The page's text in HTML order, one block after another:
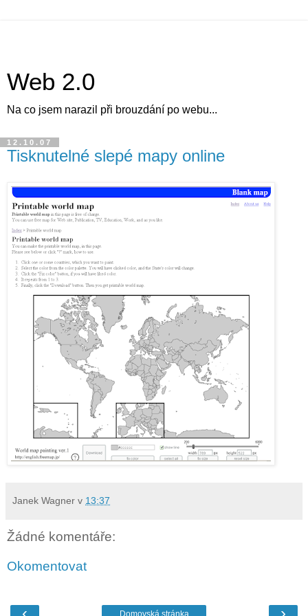
Web 2.0
Na co jsem narazil při brouzdání po webu...
12.10.07
Tisknutelné slepé mapy online
Janek Wagner v 13:37
Žádné komentáře:
Okomentovat
Domovská stránka